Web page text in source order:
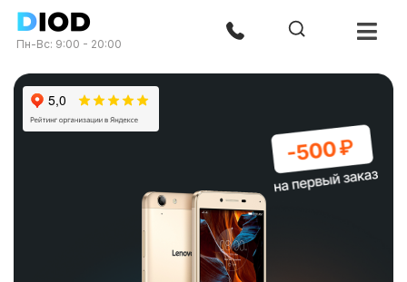
Пн-Вс: 9:00 - 20:00